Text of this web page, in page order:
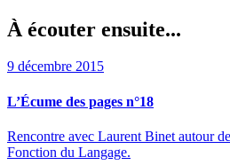
À écouter ensuite...
9 décembre 2015
L’Écume des pages n°18
Rencontre avec Laurent Binet autour
Fonction du Langage.